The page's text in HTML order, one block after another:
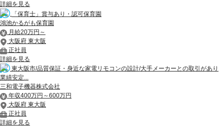
詳細を見る
「保育士」賞与あり・認可保育園
鴻池かるがも保育園
月給20万円～
大阪府 東大阪
正社員
詳細を見る
東大阪市/品質保証・身近な家電リモコンの設計/大手メーカーとの取引があり
業績安定...
三和電子機器株式会社
年収400万円～600万円
大阪府 東大阪
正社員
詳細を見る